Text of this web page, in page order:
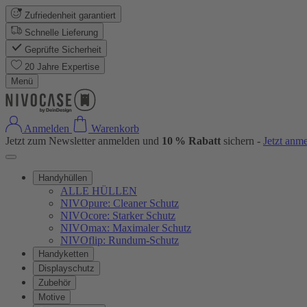
Zufriedenheit garantiert
Schnelle Lieferung
Geprüfte Sicherheit
20 Jahre Expertise
Menü
Anmelden
Warenkorb
Jetzt zum Newsletter anmelden und 10 % Rabatt sichern - Jetzt
Handyhüllen
ALLE HÜLLEN
NIVOpure: Cleaner Schutz
NIVOcore: Starker Schutz
NIVOmax: Maximaler Schutz
NIVOflip: Rundum-Schutz
Handyketten
Displayschutz
Zubehör
Motive